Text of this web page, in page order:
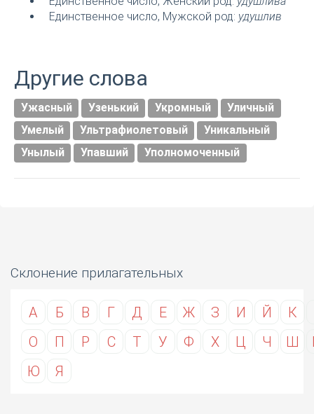
Единственное число, Мужской род: удушлив
Другие слова
Ужасный Узенький Укромный
Уличный
Умелый
Ультрафиолетовый
Уникальный
Унылый
Упавший Уполномоченный
Склонение прилагательных
А Б В Г Д Е Ж З И Й К
О
П Р С Т У Ф Х Ц Ч Ш
Ю
Я